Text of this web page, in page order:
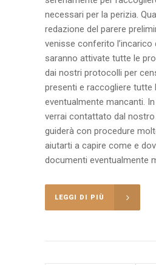
necessari per la perizia.
redazione del parere
venisse conferito l’incarico
saranno attivate tutte le
dai nostri protocolli per
presenti e raccogliere tutte
eventualmente mancanti.
verrai contattato dal nostro
guiderà con procedure
aiutarti a capire come e
documenti eventualmente
LEGGI DI PIÙ